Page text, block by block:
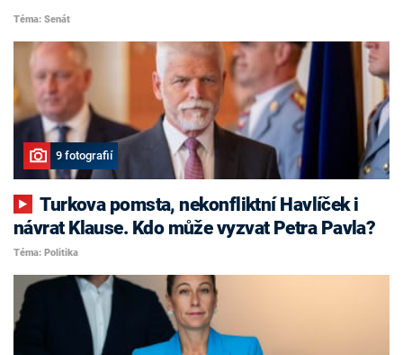
Téma: Senát
9 fotografií
Turkova pomsta, nekonfliktní Havlíček i
návrat Klause. Kdo může vyzvat Petra Pavla?
Téma: Politika